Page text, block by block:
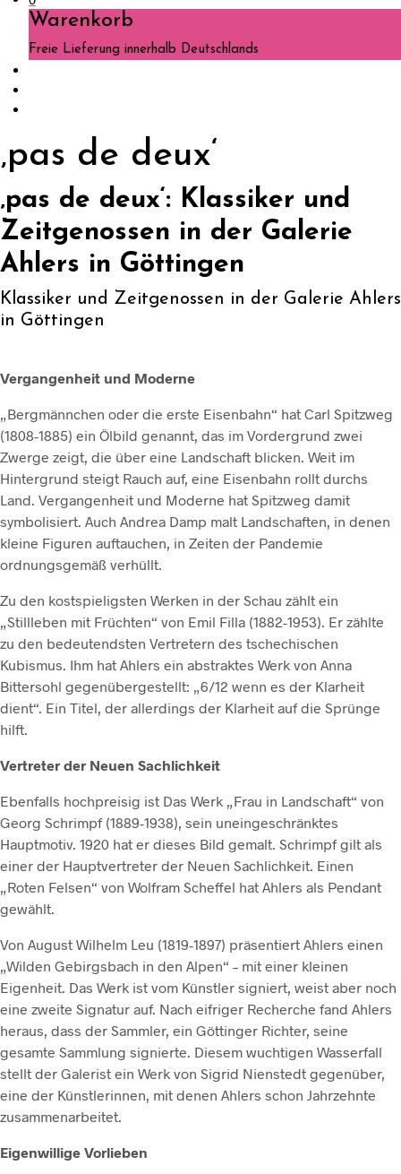
Warenkorb
Freie Lieferung innerhalb Deutschlands
‚pas de deux‘
‚pas de deux‘: Klassiker und
Zeitgenossen in der Galerie
Ahlers in Göttingen
Klassiker und Zeitgenossen in der Galerie Ahlers
in Göttingen
Vergangenheit und Moderne
„Bergmännchen oder die erste Eisenbahn“ hat Carl Spitzweg
(1808-1885) ein Ölbild genannt, das im Vordergrund zwei
Zwerge zeigt, die über eine Landschaft blicken. Weit im
Hintergrund steigt Rauch auf, eine Eisenbahn rollt durchs
Land. Vergangenheit und Moderne hat Spitzweg damit
symbolisiert. Auch Andrea Damp malt Landschaften, in denen
kleine Figuren auftauchen, in Zeiten der Pandemie
ordnungsgemäß verhüllt.
Zu den kostspieligsten Werken in der Schau zählt ein
„Stillleben mit Früchten“ von Emil Filla (1882-1953). Er zählte
zu den bedeutendsten Vertretern des tschechischen
Kubismus. Ihm hat Ahlers ein abstraktes Werk von Anna
Bittersohl gegenübergestellt: „6/12 wenn es der Klarheit
dient“. Ein Titel, der allerdings der Klarheit auf die Sprünge
hilft.
Vertreter der Neuen Sachlichkeit
Ebenfalls hochpreisig ist Das Werk „Frau in Landschaft“ von
Georg Schrimpf (1889-1938), sein uneingeschränktes
Hauptmotiv. 1920 hat er dieses Bild gemalt. Schrimpf gilt als
einer der Hauptvertreter der Neuen Sachlichkeit. Einen
„Roten Felsen“ von Wolfram Scheffel hat Ahlers als Pendant
gewählt.
Von August Wilhelm Leu (1819-1897) präsentiert Ahlers einen
„Wilden Gebirgsbach in den Alpen“ – mit einer kleinen
Eigenheit. Das Werk ist vom Künstler signiert, weist aber noch
eine zweite Signatur auf. Nach eifriger Recherche fand Ahlers
heraus, dass der Sammler, ein Göttinger Richter, seine
gesamte Sammlung signierte. Diesem wuchtigen Wasserfall
stellt der Galerist ein Werk von Sigrid Nienstedt gegenüber,
eine der Künstlerinnen, mit denen Ahlers schon Jahrzehnte
zusammenarbeitet.
Eigenwillige Vorlieben